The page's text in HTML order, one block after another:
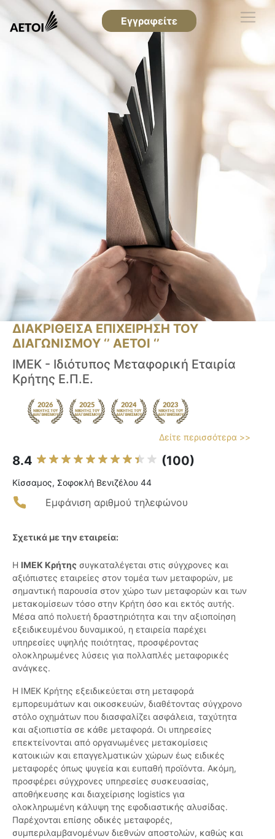
Εγγραφείτε
ΔΙΑΚΡΙΘΕΙΣΑ ΕΠΙΧΕΙΡΗΣΗ ΤΟΥ
ΔΙΑΓΩΝΙΣΜΟΥ ‘’ ΑΕΤΟΙ ‘’
ΙΜΕΚ - Ιδιότυπος Μεταφορική Εταιρία
Κρήτης Ε.Π.Ε.
Δείτε περισσότερα >>
8.4 (100)
Κίσσαμος, Σοφοκλή Βενιζέλου 44
Εμφάνιση αριθμού τηλεφώνου
Σχετικά με την εταιρεία:
Η ΙΜΕΚ Κρήτης συγκαταλέγεται στις σύγχρονες και
αξιόπιστες εταιρείες στον τομέα των μεταφορών, με
σημαντική παρουσία στον χώρο των μεταφορών και των
μετακομίσεων τόσο στην Κρήτη όσο και εκτός αυτής.
Μέσα από πολυετή δραστηριότητα και την αξιοποίηση
εξειδικευμένου δυναμικού, η εταιρεία παρέχει
υπηρεσίες υψηλής ποιότητας, προσφέροντας
ολοκληρωμένες λύσεις για πολλαπλές μεταφορικές
ανάγκες.
Η IMEK Κρήτης εξειδικεύεται στη μεταφορά
εμπορευμάτων και οικοσκευών, διαθέτοντας σύγχρονο
στόλο οχημάτων που διασφαλίζει ασφάλεια, ταχύτητα
και αξιοπιστία σε κάθε μεταφορά. Οι υπηρεσίες
επεκτείνονται από οργανωμένες μετακομίσεις
κατοικιών και επαγγελματικών χώρων έως ειδικές
μεταφορές όπως ψυγεία και ευπαθή προϊόντα. Ακόμη,
προσφέρει σύγχρονες υπηρεσίες συσκευασίας,
αποθήκευσης και διαχείρισης logistics για
ολοκληρωμένη κάλυψη της εφοδιαστικής αλυσίδας.
Παρέχονται επίσης οδικές μεταφορές,
συμπεριλαμβανομένων διεθνών αποστολών, καθώς και